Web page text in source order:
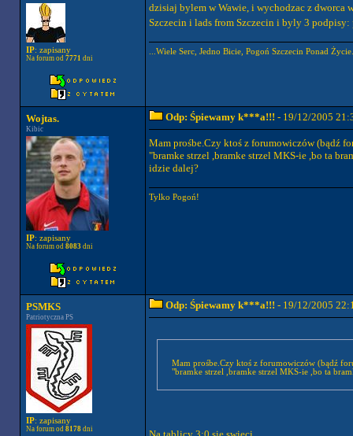
IP: zapisany
Na forum od 7771 dni
dzisiaj bylem w Wawie, i wychodzac z dworca
Szczecin i lads from Szczecin i byly 3
...Wiele Serc, Jedno Bicie, Pogoń Szczecin Ponad
Wojtas.
Kibic
IP: zapisany
Na forum od 8083dni
Odp: Śpiewamy k***a!!! - 19/12/2005
Mam prośbe.Czy ktoś z forumowiczów (bądź
"bramke strzel ,bramke strzel MKS-ie ,bo ta
idzie dalej?
Tylko Pogoń!
PSMKS
Patriotyczna PS
IP: zapisany
Na forum od 8178dni
Odp: Śpiewamy k***a!!! - 19/12/2005
Mam prośbe.Czy ktoś z forumowiczów (bądź
"bramke strzel ,bramke strzel MKS-ie ,bo ta